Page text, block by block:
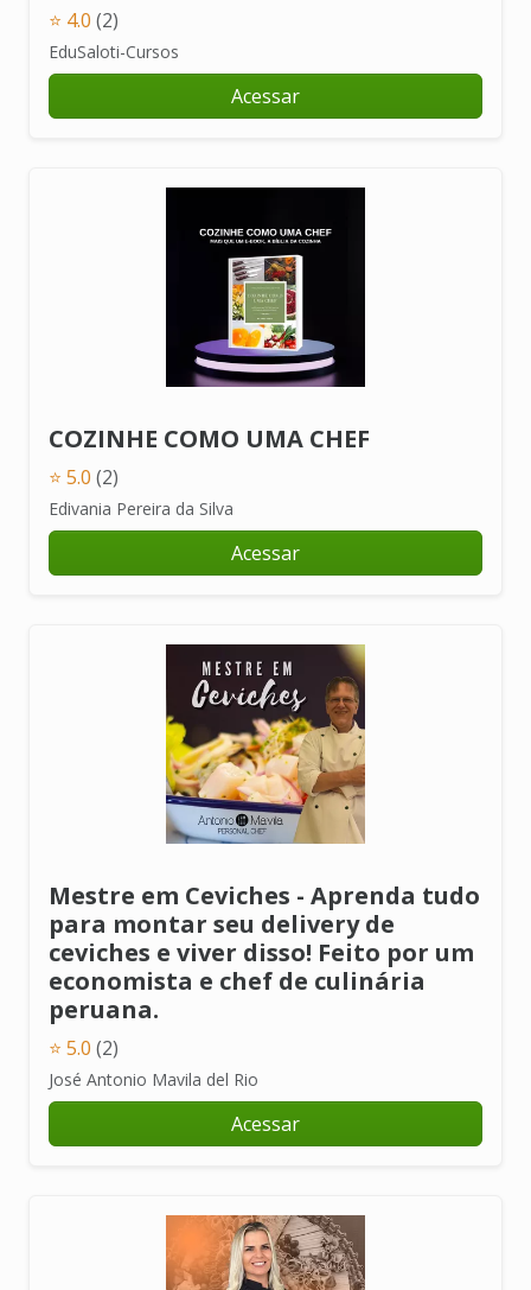
⭐ 4.0 (2)
EduSaloti-Cursos
Acessar
COZINHE COMO UMA CHEF
⭐ 5.0 (2)
Edivania Pereira da Silva
Acessar
Mestre em Ceviches - Aprenda tudo
para montar seu delivery de
ceviches e viver disso! Feito por um
economista e chef de culinária
peruana.
⭐ 5.0 (2)
José Antonio Mavila del Rio
Acessar